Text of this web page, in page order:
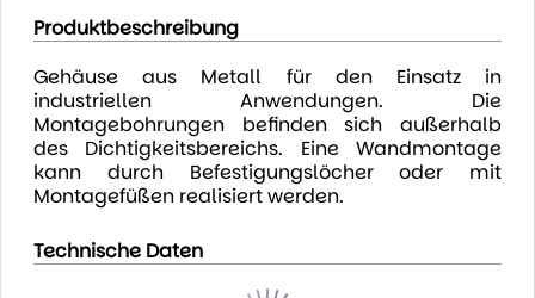
Produktbeschreibung
Gehäuse aus Metall für den Einsatz in
industriellen Anwendungen. Die
Montagebohrungen befinden sich außerhalb
des Dichtigkeitsbereichs. Eine Wandmontage
kann durch Befestigungslöcher oder mit
Montagefüßen realisiert werden.
Technische Daten